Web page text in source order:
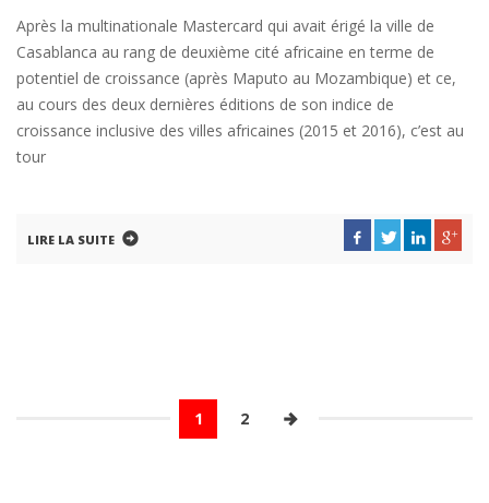
Après la multinationale Mastercard qui avait érigé la ville de
Casablanca au rang de deuxième cité africaine en terme de
potentiel de croissance (après Maputo au Mozambique) et ce,
au cours des deux dernières éditions de son indice de
croissance inclusive des villes africaines (2015 et 2016), c’est au
tour
LIRE LA SUITE
1 2